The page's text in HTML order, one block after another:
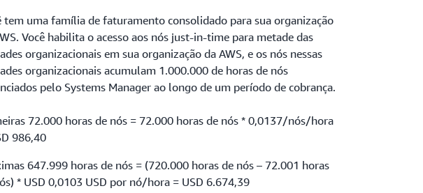
tem uma família de faturamento consolidado para sua organização
Você habilita o acesso aos nós just-in-time para metade das
organizacionais em sua organização da AWS, e os nós nessas
organizacionais acumulam 1.000.000 de horas de nós
pelo Systems Manager ao longo de um período de cobrança.
72.000 horas de nós = 72.000 horas de nós * 0,0137/nós/hora
986,40
647.999 horas de nós = (720.000 horas de nós – 72.001 horas
* USD 0,0103 USD por nó/hora = USD 6.674,39